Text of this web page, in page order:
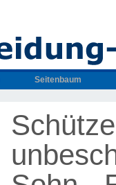
Seitenbaum